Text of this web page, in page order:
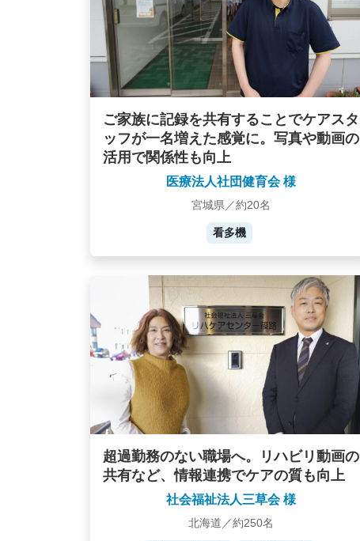
ご家族に記録を共有することでケアスタ
ッフが一名増えた感覚に。写真や動画の
活用で関係性も向上
医療法人社団健育会 様
宮城県／約20名
看多機
超過勤務のない職場へ。リハビリ動画の
共有など、情報連携でケアの質も向上
社会福祉法人三草会 様
北海道／約250名